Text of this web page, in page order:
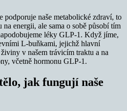
podporuje naše metabolické zdraví, to
energii, ale sama o sobě působí tím
léky GLP-1. Když jíme,
L-buňkami, jejichž hlavní
v našem trávicím traktu a na
včetně hormonu GLP-1.
jak fungují naše